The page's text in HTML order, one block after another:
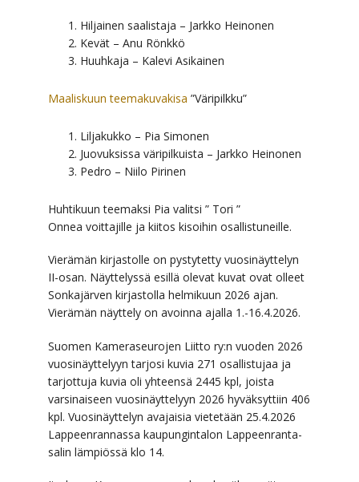
Hiljainen saalistaja – Jarkko Heinonen
Kevät – Anu Rönkkö
Huuhkaja – Kalevi Asikainen
Maaliskuun teemakuvakisa ”Väripilkku”
Liljakukko – Pia Simonen
Juovuksissa väripilkuista – Jarkko Heinonen
Pedro – Niilo Pirinen
Huhtikuun teemaksi Pia valitsi ” Tori ”
Onnea voittajille ja kiitos kisoihin osallistuneille.
Vierämän kirjastolle on pystytetty vuosinäyttelyn
II-osan. Näyttelyssä esillä olevat kuvat ovat olleet
Sonkajärven kirjastolla helmikuun 2026 ajan.
Vierämän näyttely on avoinna ajalla 1.-16.4.2026.
Suomen Kameraseurojen Liitto ry:n vuoden 2026
vuosinäyttelyyn tarjosi kuvia 271 osallistujaa ja
tarjottuja kuvia oli yhteensä 2445 kpl, joista
varsinaiseen vuosinäyttelyyn 2026 hyväksyttiin 406
kpl. Vuosinäyttelyn avajaisia vietetään 25.4.2026
Lappeenrannassa kaupungintalon Lappeenranta-
salin lämpiössä klo 14.